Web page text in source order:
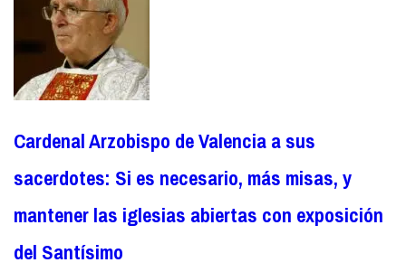
Cardenal Arzobispo de Valencia a sus
sacerdotes: Si es necesario, más misas, y
mantener las iglesias abiertas con exposición
del Santísimo